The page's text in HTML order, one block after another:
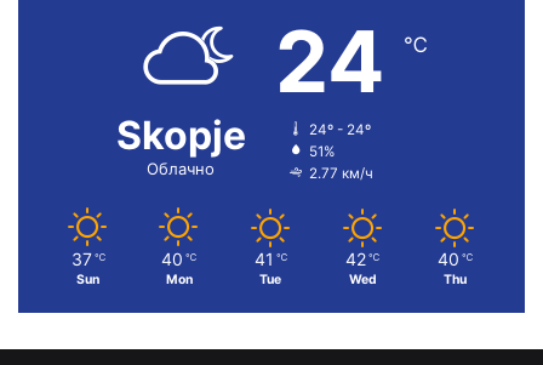
Skopje
Облачно
24 ℃
24º - 24º
51%
2.77 км/ч
37 ℃
Sun
40 ℃
Mon
41 ℃
Tue
42 ℃
Wed
40 ℃
Thu